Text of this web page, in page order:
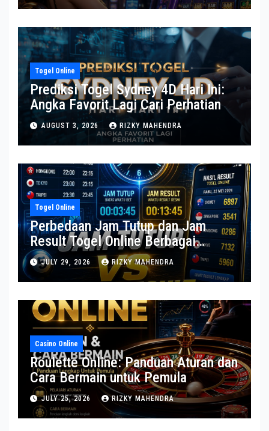
Togel Online
Prediksi Togel Sydney 4D Hari Ini:
Angka Favorit Lagi Cari Perhatian
AUGUST 3, 2026 RIZKY MAHENDRA
Togel Online
Perbedaan Jam Tutup dan Jam
Result Togel Online Berbagai
Pasaran
JULY 29, 2026 RIZKY MAHENDRA
Casino Online
Roulette Online: Panduan Aturan dan
Cara Bermain untuk Pemula
JULY 25, 2026 RIZKY MAHENDRA